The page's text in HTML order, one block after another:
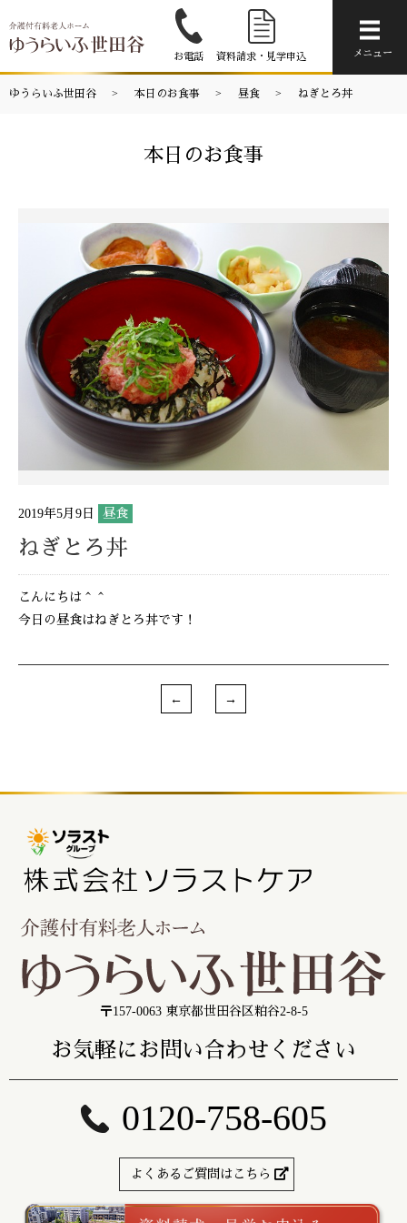
お電話 資料請求・見学申込 メニュー
ゆうらいふ世田谷 本日のお食事 昼食 ねぎとろ丼
本日のお食事
2019年5月9日 昼食
ねぎとろ丼
こんにちは＾＾
今日の昼食はねぎとろ丼です！
〒157-0063 東京都世田谷区粕谷2-8-5
お気軽にお問い合わせください
0120-758-605
よくあるご質問はこちら